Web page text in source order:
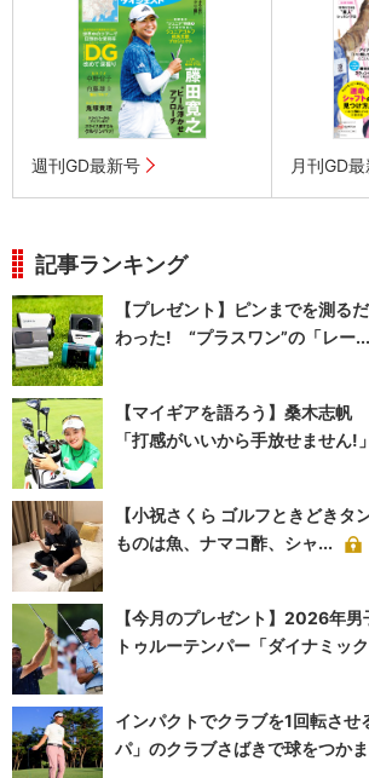
週刊GD最新号 月刊GD
記事ランキング
【プレゼント】ピンまでを測る
わった! “プラスワン”の「レー...
【マイギアを語ろう】桑木志
「打感がいいから手放せません!」
【小祝さくら ゴルフときどき
ものは魚、ナマコ酢、シャ...
【今月のプレゼント】2026年男
トゥルーテンパー「ダイナミッ
インパクトでクラブを1回転させ
パ」のクラブさばきで球をつか